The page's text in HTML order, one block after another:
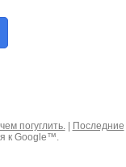
погуглить.|
Последние
к Google™.